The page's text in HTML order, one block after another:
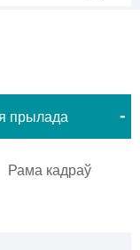
прылада
Рама кадраў